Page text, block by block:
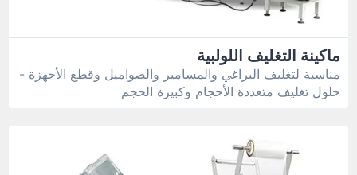
ماكينة التغليف اللولبية
مناسبة لتغليف البراغي والمسامير والصواميل وقطع الأجهزة -
حلول تغليف متعددة الأحجام وكبيرة الحجم